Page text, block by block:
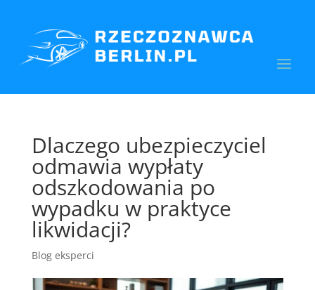
Dlaczego ubezpieczyciel
odmawia wypłaty
odszkodowania po
wypadku w praktyce
likwidacji?
Blog eksperci